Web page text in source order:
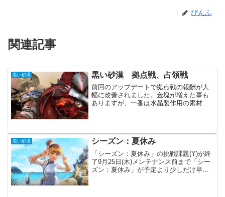
ぴんふ
関連記事
黒い砂漠 黒い砂漠 拠点戦、占領戦
前回のアップデートで拠点戦の報酬が大
幅に改善されました。金塊が増えた事も
ありますが、一番は水晶製作用の素材ま
活性化が期待されます。拠...
黒い砂漠 シーズン：夏休み
「シーズン：夏休み」の挑戦課題(Y)が終
了9月25日(木)メンテナンス前まで「シー
ズン：夏休み」が予定より少しだけ早く